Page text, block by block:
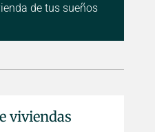
de tus sueños
viviendas